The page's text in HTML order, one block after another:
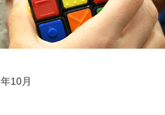
10月